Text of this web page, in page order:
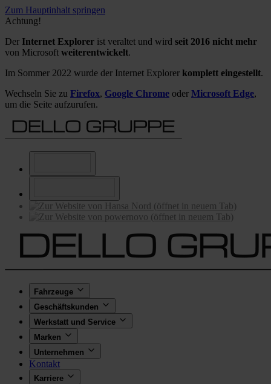
Zum Hauptinhalt springen
Achtung!
Der Internet Explorer ist veraltet und wird seit 2016 nicht mehr
von Microsoft weiterentwickelt.
Im Sommer 2022 wurde der Internet Explorer komplett eingestellt.
Wechseln Sie zu Firefox, Google Chrome oder Microsoft Edge,
um die Seite aufzurufen.
Fahrzeuge
Geschäftskunden
Werkstatt und Service
Marken
Unternehmen
Kontakt
Karriere